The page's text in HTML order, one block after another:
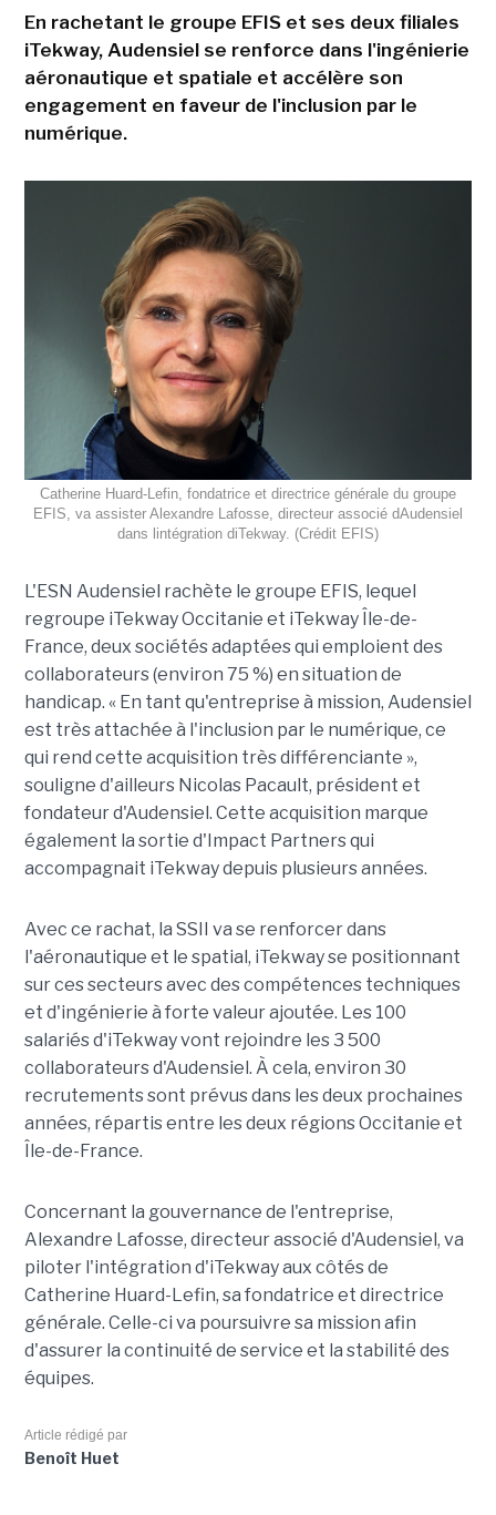
En rachetant le groupe EFIS et ses deux filiales
iTekway, Audensiel se renforce dans l'ingénierie
aéronautique et spatiale et accélère son
engagement en faveur de l'inclusion par le
numérique.
Catherine Huard-Lefin, fondatrice et directrice générale du groupe
EFIS, va assister Alexandre Lafosse, directeur associé dAudensiel
dans lintégration diTekway. (Crédit EFIS)
L'ESN Audensiel rachète le groupe EFIS, lequel
regroupe iTekway Occitanie et iTekway Île-de-
France, deux sociétés adaptées qui emploient des
collaborateurs (environ 75 %) en situation de
handicap. « En tant qu'entreprise à mission, Audensiel
est très attachée à l'inclusion par le numérique, ce
qui rend cette acquisition très différenciante »,
souligne d'ailleurs Nicolas Pacault, président et
fondateur d'Audensiel. Cette acquisition marque
également la sortie d'Impact Partners qui
accompagnait iTekway depuis plusieurs années.
Avec ce rachat, la SSII va se renforcer dans
l'aéronautique et le spatial, iTekway se positionnant
sur ces secteurs avec des compétences techniques
et d'ingénierie à forte valeur ajoutée. Les 100
salariés d'iTekway vont rejoindre les 3 500
collaborateurs d'Audensiel. À cela, environ 30
recrutements sont prévus dans les deux prochaines
années, répartis entre les deux régions Occitanie et
Île-de-France.
Concernant la gouvernance de l'entreprise,
Alexandre Lafosse, directeur associé d'Audensiel, va
piloter l'intégration d'iTekway aux côtés de
Catherine Huard-Lefin, sa fondatrice et directrice
générale. Celle-ci va poursuivre sa mission afin
d'assurer la continuité de service et la stabilité des
équipes.
Article rédigé par
Benoît Huet